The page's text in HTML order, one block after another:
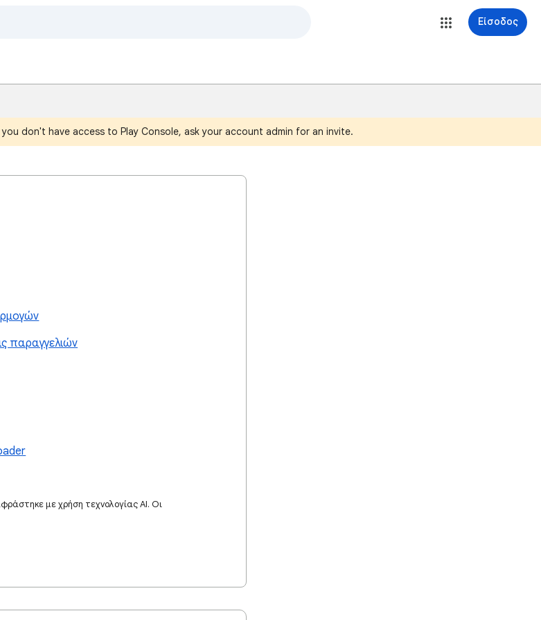
Είσοδος
don't have access to Play Console, ask your account admin for an invite.
παραγγελιών
με χρήση τεχνολογίας AI. Οι